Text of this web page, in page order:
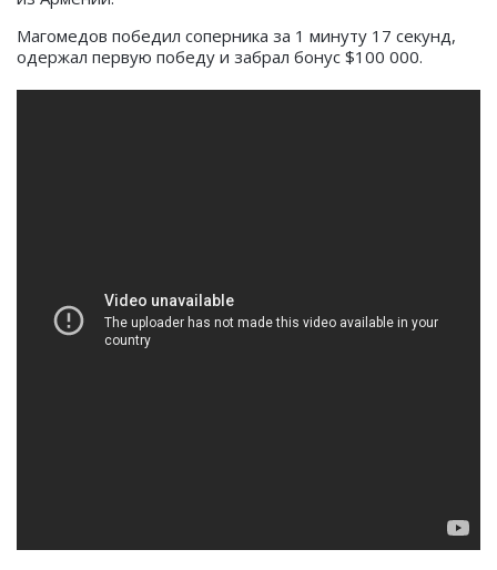
Магомедов победил соперника за 1 минуту 17 секунд,
одержал первую победу и забрал бонус $100 000.